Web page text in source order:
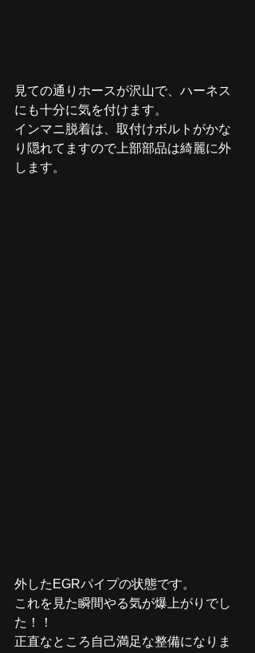
見ての通りホースが沢山で、ハーネス
にも十分に気を付けます。
インマニ脱着は、取付けボルトがかな
り隠れてますので上部部品は綺麗に外
します。
外したEGRパイプの状態です。
これを見た瞬間やる気が爆上がりでし
た！！
正直なところ自己満足な整備になりま